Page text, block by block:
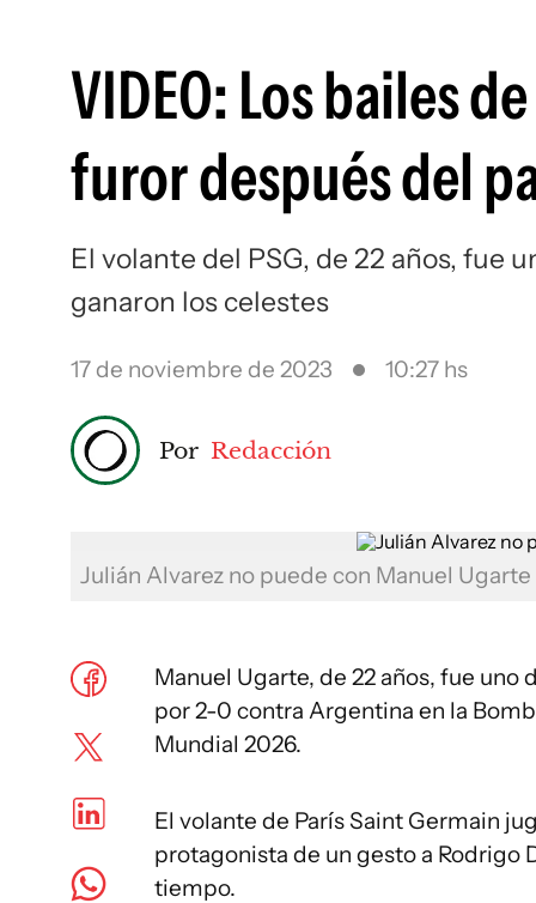
VIDEO: Los bailes
furor después del
El volante del PSG, de 22 años, fue
ganaron los celestes
17 de noviembre de 2023 10:27 hs
Por Redacción
Julián Alvarez no puede con Manuel Ugarte
Manuel Ugarte, de 22 años, fue uno
por 2-0 contra Argentina en la
Mundial 2026.
El volante de París Saint Germain
protagonista de un gesto a Rodrigo
tiempo.